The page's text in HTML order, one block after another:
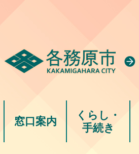
窓口案内
くらし・
手続き